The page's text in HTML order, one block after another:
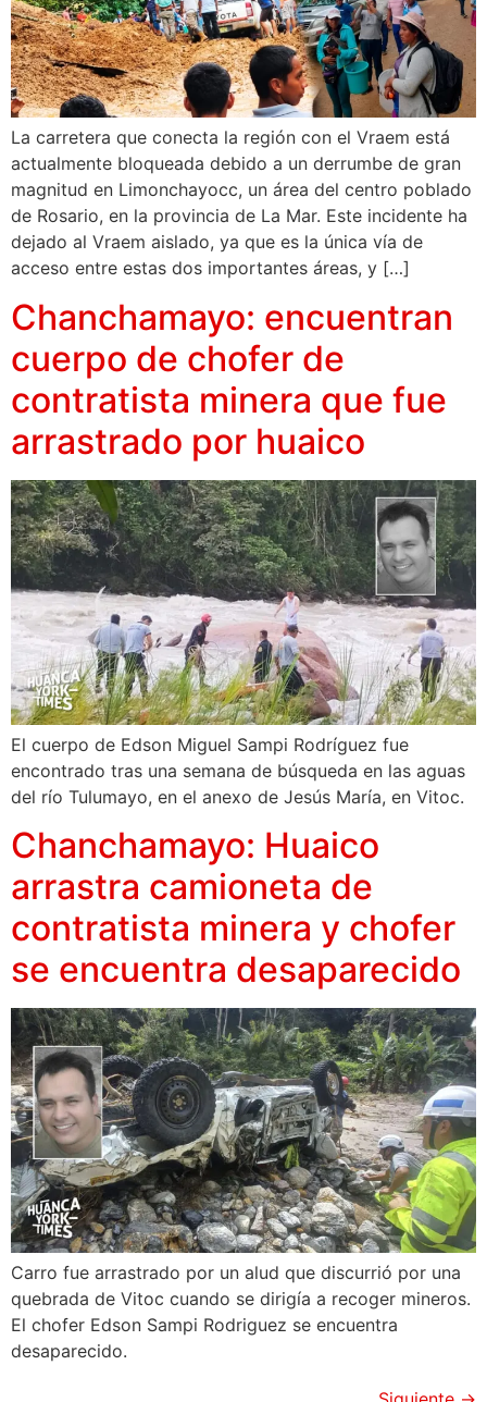
La carretera que conecta la región con el Vraem está
actualmente bloqueada debido a un derrumbe de gran
magnitud en Limonchayocc, un área del centro poblado
de Rosario, en la provincia de La Mar. Este incidente ha
dejado al Vraem aislado, ya que es la única vía de
acceso entre estas dos importantes áreas, y […]
Chanchamayo: encuentran
cuerpo de chofer de
contratista minera que fue
arrastrado por huaico
El cuerpo de Edson Miguel Sampi Rodríguez fue
encontrado tras una semana de búsqueda en las aguas
del río Tulumayo, en el anexo de Jesús María, en Vitoc.
Chanchamayo: Huaico
arrastra camioneta de
contratista minera y chofer
se encuentra desaparecido
Carro fue arrastrado por un alud que discurrió por una
quebrada de Vitoc cuando se dirigía a recoger mineros.
El chofer Edson Sampi Rodriguez se encuentra
desaparecido.